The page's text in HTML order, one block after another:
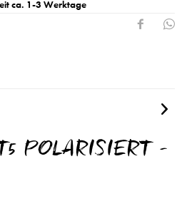
ca. 1-3 Werktage
POLARISIERT -